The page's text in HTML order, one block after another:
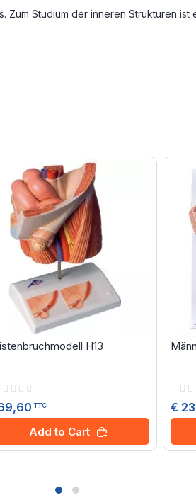
Studium der inneren Strukturen
H13
TTC
Add to Cart
€